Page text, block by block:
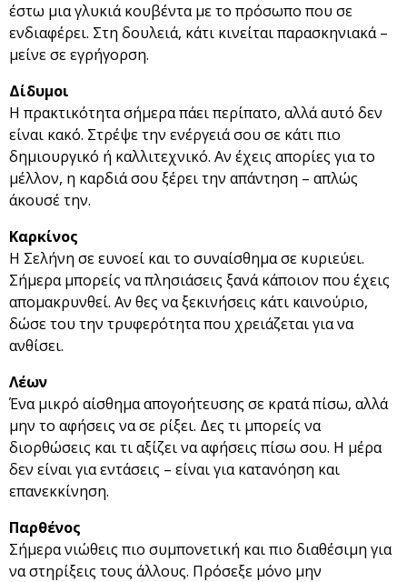
έστω μια γλυκιά κουβέντα με το πρόσωπο που σε
ενδιαφέρει. Στη δουλειά, κάτι κινείται παρασκηνιακά –
μείνε σε εγρήγορση.
Δίδυμοι
Η πρακτικότητα σήμερα πάει περίπατο, αλλά αυτό δεν
είναι κακό. Στρέψε την ενέργειά σου σε κάτι πιο
δημιουργικό ή καλλιτεχνικό. Αν έχεις απορίες για το
μέλλον, η καρδιά σου ξέρει την απάντηση – απλώς
άκουσέ την.
Καρκίνος
Η Σελήνη σε ευνοεί και το συναίσθημα σε κυριεύει.
Σήμερα μπορείς να πλησιάσεις ξανά κάποιον που έχεις
απομακρυνθεί. Αν θες να ξεκινήσεις κάτι καινούριο,
δώσε του την τρυφερότητα που χρειάζεται για να
ανθίσει.
Λέων
Ένα μικρό αίσθημα απογοήτευσης σε κρατά πίσω, αλλά
μην το αφήσεις να σε ρίξει. Δες τι μπορείς να
διορθώσεις και τι αξίζει να αφήσεις πίσω σου. Η μέρα
δεν είναι για εντάσεις – είναι για κατανόηση και
επανεκκίνηση.
Παρθένος
Σήμερα νιώθεις πιο συμπονετική και πιο διαθέσιμη για
να στηρίξεις τους άλλους. Πρόσεξε μόνο μην